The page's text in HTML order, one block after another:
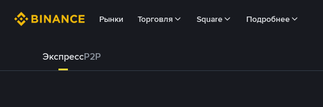
Рынки Торговля Square Подробнее
ЭкспрессP2P